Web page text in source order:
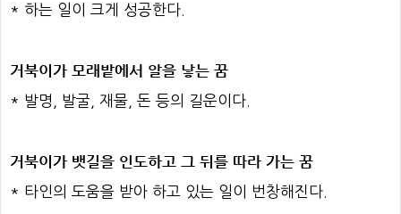
* 하는 일이 크게 성공한다.
거북이가 모래밭에서 알을 낳는 꿈
* 발명, 발굴, 재물, 돈 등의 길운이다.
거북이가 뱃길을 인도하고 그 뒤를 따라 가는 꿈
* 타인의 도움을 받아 하고 있는 일이 번창해진다.